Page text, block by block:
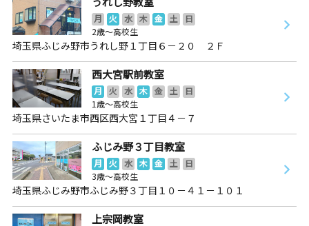
月 火 水 木 金 土
日
2歳～高校生
埼玉県ふじみ野市うれし野１丁目６－２０ ２Ｆ
西大宮駅前教室
月 火 水 木 金 土
日
1歳～高校生
埼玉県さいたま市西区西大宮１丁目４－７
ふじみ野３丁目教室
月 火 水 木 金 土
日
3歳～高校生
埼玉県ふじみ野市ふじみ野３丁目１０－４１－１０１
上宗岡教室